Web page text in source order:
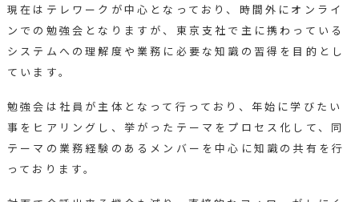
現在はテレワークが中心となっており、時間外にオンライ
ンでの勉強会となりますが、東京支社で主に携わっている
システムへの理解度や業務に必要な知識の習得を目的とし
ています。
勉強会は社員が主体となって行っており、年始に学びたい
事をヒアリングし、挙がったテーマをプロセス化して、同
テーマの業務経験のあるメンバーを中心に知識の共有を行
っております。